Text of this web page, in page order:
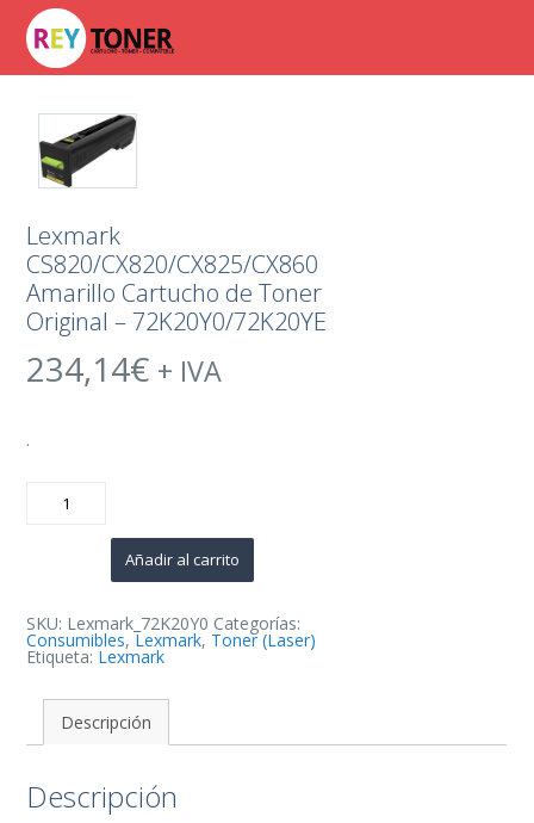
Lexmark
CS820/CX820/CX825/CX860
Amarillo Cartucho de Toner
Original – 72K20Y0/72K20YE
234,14€ + IVA
.
CS820/CX820/CX825/CX860
72K20Y0/72K20YE
cantidad
Añadir al carrito
SKU: Lexmark_72K20Y0 Categorías:
Consumibles,Lexmark, Toner (Laser)
Etiqueta: Lexmark
Descripción
Descripción